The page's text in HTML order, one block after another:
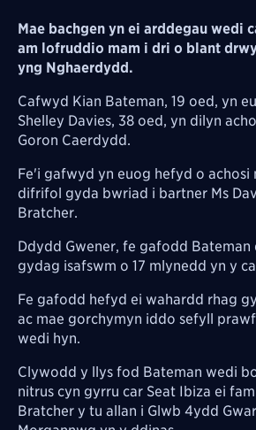
Mae bachgen yn ei arddegau wedi
am lofruddio mam i dri o blant
yng Nghaerdydd.
Cafwyd Kian Bateman, 19 oed, yn
Shelley Davies, 38 oed, yn dilyn
Goron Caerdydd.
Fe'i gafwyd yn euog hefyd o
difrifol gyda bwriad i bartner Ms
Bratcher.
Ddydd Gwener, fe gafodd
gydag isafswm o 17 mlynedd yn y
Fe gafodd hefyd ei wahardd rhag
ac mae gorchymyn iddo sefyll
wedi hyn.
Clywodd y llys fod Bateman wedi
nitrus cyn gyrru car Seat Ibiza ei
Bratcher y tu allan i Glwb 4ydd